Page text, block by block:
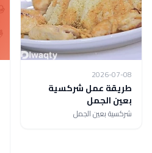
2026-07-08
طريقة عمل شركسية
بعين الجمل
شركسية بعين الجمل